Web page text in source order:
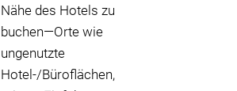
Nähe des Hotels zu
buchen—Orte wie
ungenutzte
Hotel-/Büroflächen,